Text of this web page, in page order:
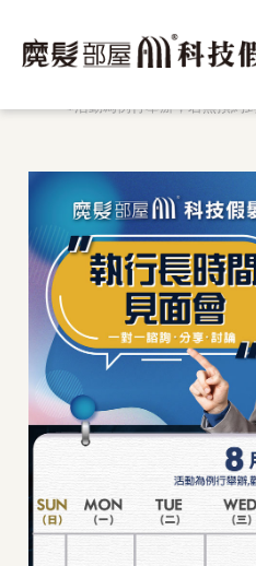
2026 8月份執行長門
※活動為例行舉辦，若無預約